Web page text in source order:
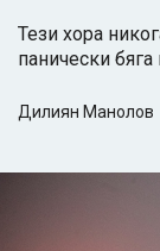
Тези хора
панически
Дилиян Манолов